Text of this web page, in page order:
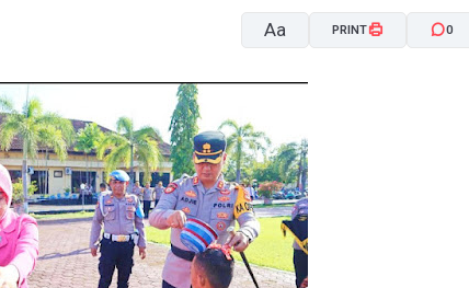
Aa PRINT 0